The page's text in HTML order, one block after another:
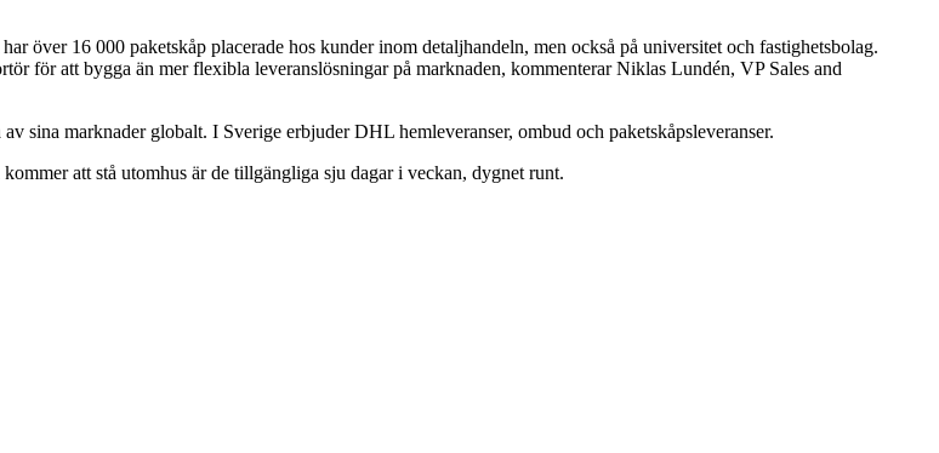
över 16 000 paketskåp placerade hos kunder inom detaljhandeln, men också på universitet och fastighetsbolag.
för att bygga än mer flexibla leveranslösningar på marknaden, kommenterar Niklas Lundén, VP Sales and
sina marknader globalt. I Sverige erbjuder DHL hemleveranser, ombud och paketskåpsleveranser.
att stå utomhus är de tillgängliga sju dagar i veckan, dygnet runt.